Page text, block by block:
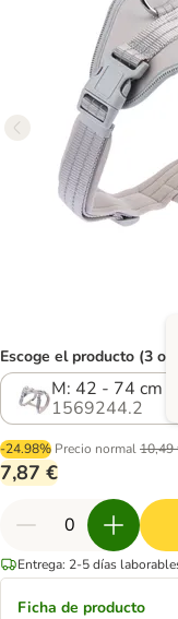
Escoge el producto (3
M: 42 - 74 cm
1569244.2
-24.98% Precio normal10,49
7,87 €
Entrega: 2-5 días
Ficha de producto